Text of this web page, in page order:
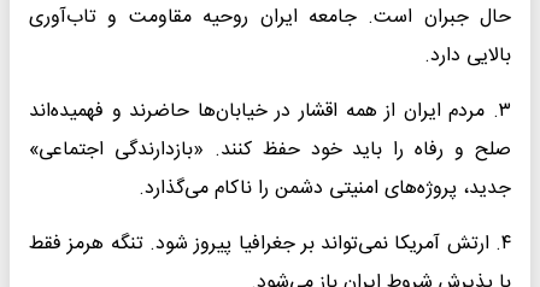
حال جبران است. جامعه ایران روحیه مقاومت و تاب‌آوری
بالایی دارد.
۳. مردم ایران از همه اقشار در خیابان‌ها حاضرند و فهمیده‌اند
صلح و رفاه را باید خود حفظ کنند. «بازدارندگی اجتماعی»
جدید، پروژه‌های امنیتی دشمن را ناکام می‌گذارد.
۴. ارتش آمریکا نمی‌تواند بر جغرافیا پیروز شود. تنگه هرمز فقط